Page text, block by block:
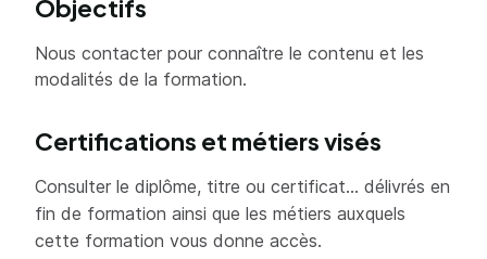
Objectifs
Nous contacter pour connaître le contenu et les
modalités de la formation.
Certifications et métiers visés
Consulter le diplôme, titre ou certificat... délivrés en
fin de formation ainsi que les métiers auxquels
cette formation vous donne accès.